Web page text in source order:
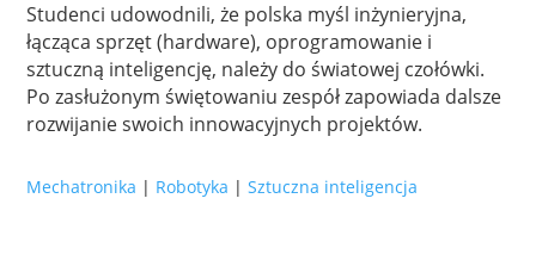
Studenci udowodnili, że polska myśl inżynieryjna,
łącząca sprzęt (hardware), oprogramowanie i
sztuczną inteligencję, należy do światowej czołówki.
Po zasłużonym świętowaniu zespół zapowiada dalsze
rozwijanie swoich innowacyjnych projektów.
Mechatronika | Robotyka |Sztuczna inteligencja